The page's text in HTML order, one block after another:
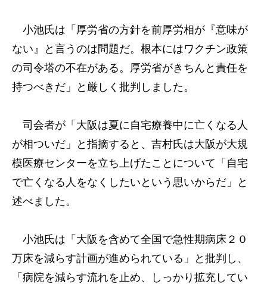
小池氏は「厚労省の方針を前厚労相が『意味が
ない』と言うのは問題だ。根本にはワクチン政策
の司令塔の不在がある。厚労省がきちんと責任を
持つべきだ」と厳しく批判しました。
司会者が「大阪は夏に自宅療養中に亡くなる人
が相ついだ」と指摘すると、吉村氏は大阪が大規
模医療センターを立ち上げたことについて「自宅
で亡くなる人をなくしたいという思いからだ」と
述べました。
小池氏は「大阪を含めて全国で急性期病床２０
万床を減らす計画が進められている」と批判し、
「病院を減らす流れを止め、しっかり拡充してい